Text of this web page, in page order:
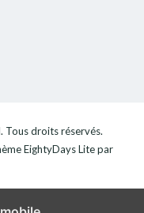
. Tous droits réservés.
EightyDays Litepar